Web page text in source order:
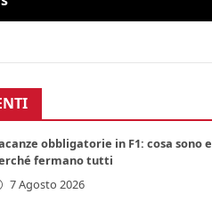
obbligatorie in F1: cosa sono e
fermano tutti
7 Agosto 2026